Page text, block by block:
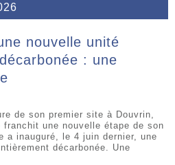
nouvelle unité
: une
de son premier site à Douvrin,
une nouvelle étape de son
a inauguré, le 4 juin dernier, une
décarbonée. Une